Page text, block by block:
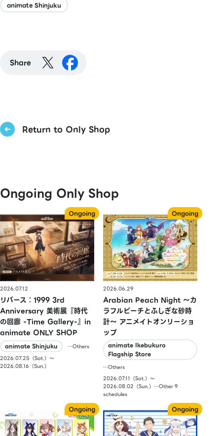
animate Shinjuku
Share
Return to Only Shop
Ongoing Only Shop
2026.07.12
リバース：1999 3rd
Anniversary 美術展『時代
の回廊 -Time Gallery-』in
animate ONLY SHOP
animate Shinjuku
…Others
2026.07.25（Sat.）〜
2026.08.16（Sun.）
2026.06.29
Arabian Peach Night 〜カ
ラフルピーチとふしぎな砂時
計〜 アニメイトオンリーショ
ップ
animate Ikebukuro
Flagship Store
…Others
2026.07.11（Sat.）〜
2026.08.02（Sun.）…Other 9
schedules